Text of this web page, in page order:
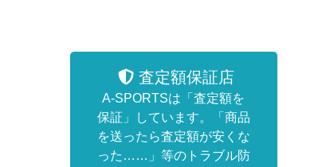
査定額保証店
A-SPORTSは「査定額を
保証」しています。「商品
を送ったら査定額が安くな
った……」等のトラブル防